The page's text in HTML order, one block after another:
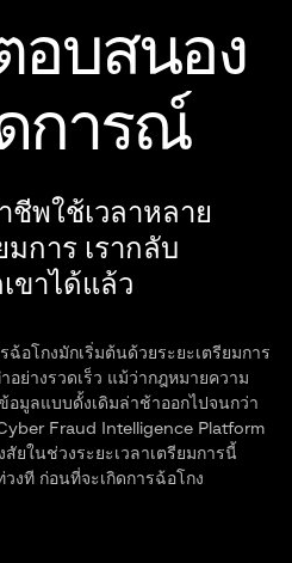
อบสนอง
การณ์
พใช้เวลาหลาย
การ เรากลับ
ขาได้แล้ว
ฉ้อโกงมักเริ่มต้นด้วยระยะเตรียมการ
ย่างรวดเร็ว แม้ว่ากฎหมายความ
อมูลแบบดั้งเดิมล่าช้าออกไปจนกว่า
Fraud Intelligence Platform
ยในช่วงระยะเวลาเตรียมการนี้
งที ก่อนที่จะเกิดการฉ้อโกง